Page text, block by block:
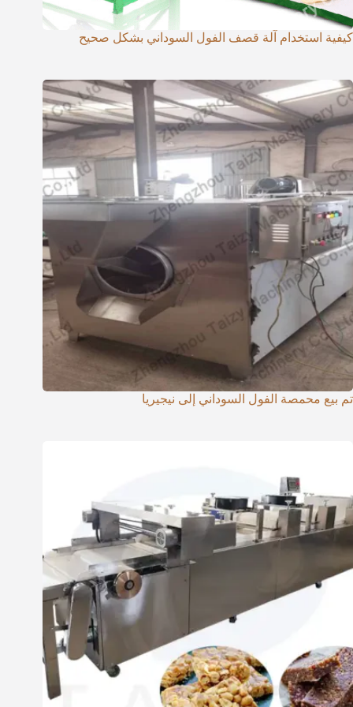
كيفية استخدام آلة قصف الفول السوداني بشكل صحيح
تم بيع محمصة الفول السوداني إلى نيجيريا